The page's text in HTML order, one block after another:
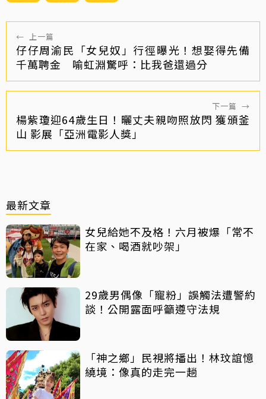
← 上一篇
仔仔周渝民「女兒奴」行徑曝光！想娶得先備
千萬聘金 喻虹淵驚呼：比我爸還過分
下一篇 →
楊紫瓊迎64歲生日！曬丈夫親吻照放閃 獲頒釜
山 影展「亞洲電影人獎」
最新文章
女兒給她不及格！六月被爆「常不
在家、喝酒就吵架」
29歲男偶像「寵粉」誤觸法遭警約
談！公開露面呼籲遵守法規
「神之鄉」民視將播出！林玟誼憶
繞境：像真的走完一趟